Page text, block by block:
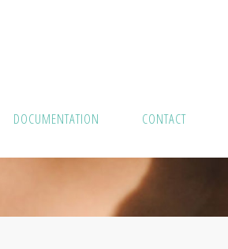
DOCUMENTATION CONTACT